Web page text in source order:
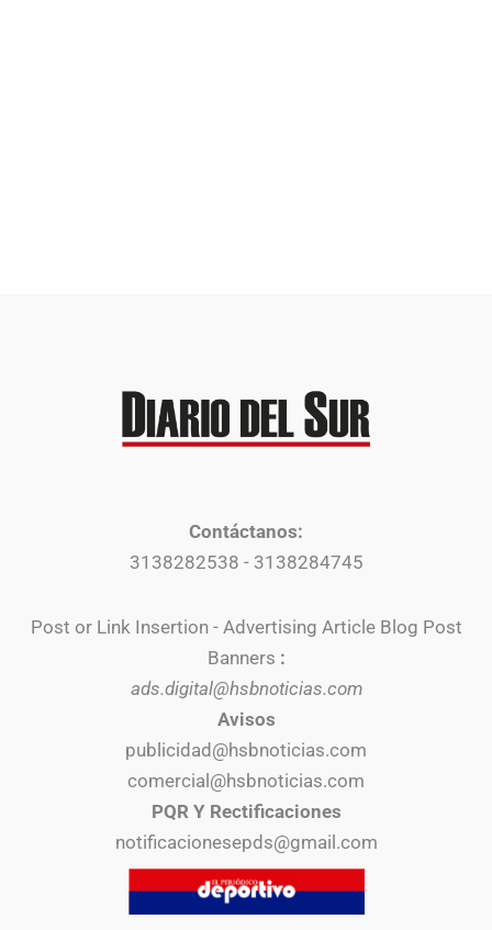
Contáctanos:
3138282538 - 3138284745
Post or Link Insertion - Advertising Article Blog Post
Banners :
ads.digital@hsbnoticias.com
Avisos
publicidad@hsbnoticias.com
comercial@hsbnoticias.com
PQR Y Rectificaciones
notificacionesepds@gmail.com